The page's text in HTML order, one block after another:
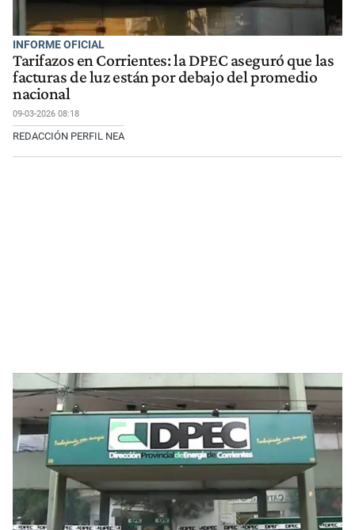
INFORME OFICIAL
Tarifazos en Corrientes: la DPEC aseguró que las
facturas de luz están por debajo del promedio
nacional
09-03-2026 08:18
REDACCIÓN PERFIL NEA